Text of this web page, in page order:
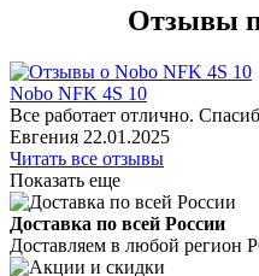
Отзывы
Nobo NFK 4S 10
Все работает отлично.
Евгения 22.01.2025
Читать все отзывы
Показать еще
Доставка по всей России
Доставляем в любой регион